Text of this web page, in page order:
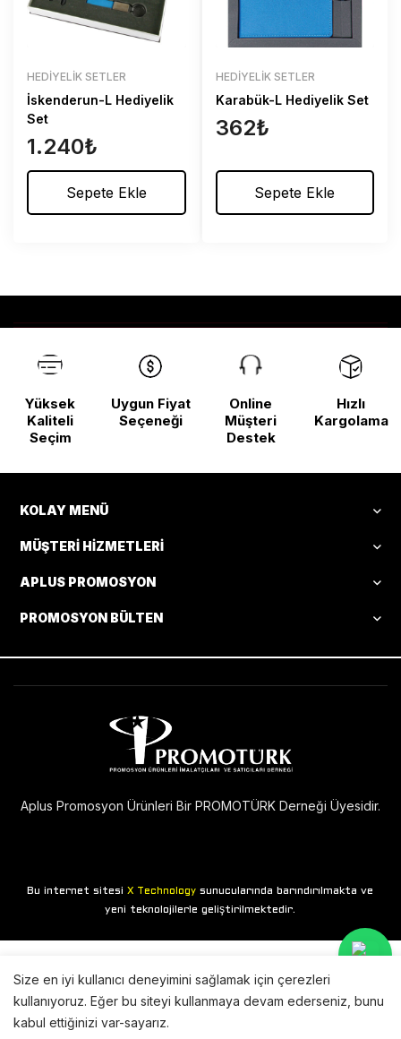
HEDIYELIK SETLER
İskenderun-L Hediyelik
Set
1.240₺
Sepete Ekle
HEDIYELIK SETLER
Karabük-L Hediyelik Set
362₺
Sepete Ekle
Yüksek
Kaliteli
Seçim
Uygun Fiyat
Seçeneği
Online
Müşteri
Destek
Hızlı
Kargolama
KOLAY MENÜ
MÜŞTERI HIZMETLERI
APLUS PROMOSYON
PROMOSYON BÜLTEN
Aplus Promosyon Ürünleri Bir PROMOTÜRK Derneği Üyesidir.
Bu internet sitesiX Technology sunucularında barındırılmakta ve
yeni teknolojilerle geliştirilmektedir.
Size en iyi kullanıcı deneyimini sağlamak için çerezleri
kullanıyoruz. Eğer bu siteyi kullanmaya devam ederseniz, bunu
kabul ettiğinizi var-sayarız.